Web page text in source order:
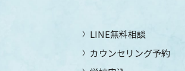
LINE無料相談
カウンセリング予約